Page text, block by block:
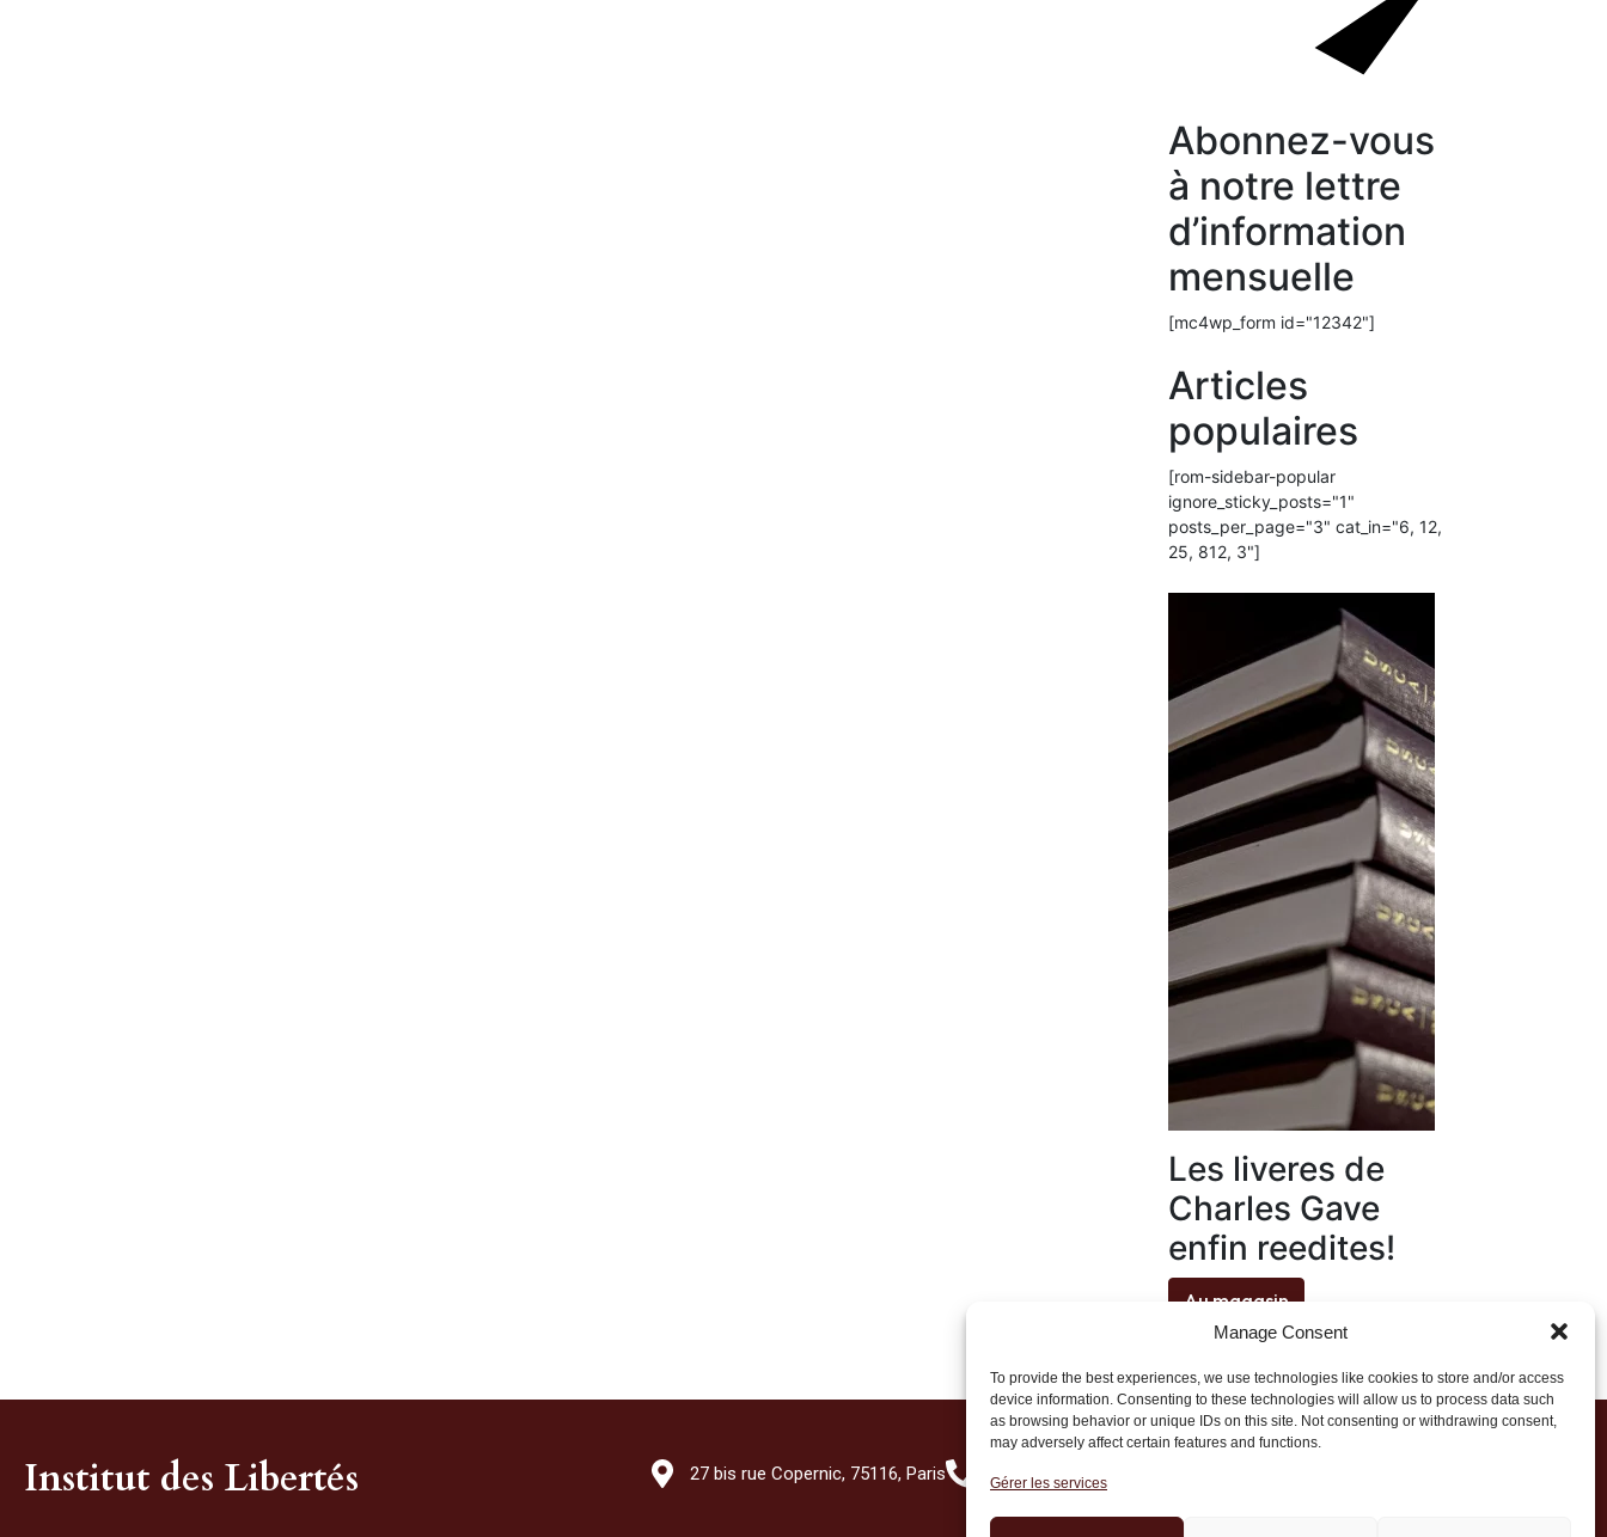
Manage Consent
To provide the best experiences, we use technologies like cookies to store and/or access
device information. Consenting to these technologies will allow us to process data such
as browsing behavior or unique IDs on this site. Not consenting or withdrawing consent,
may adversely affect certain features and functions.
Gérer les services
Abonnez-vous
à notre lettre
d’information
mensuelle
[mc4wp_form id="12342"]
Articles
populaires
[rom-sidebar-popular
ignore_sticky_posts="1"
posts_per_page="3" cat_in="6, 12,
25, 812, 3"]
Les liveres de
Charles Gave
enfin reedites!
Au magasin
Institut des Libertés 27 bis rue Copernic, 75116, Paris +33 (0)1 71 20 45 39